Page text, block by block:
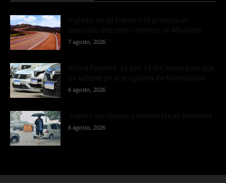
7 agosto, 2026
6 agosto, 2026
6 agosto, 2026